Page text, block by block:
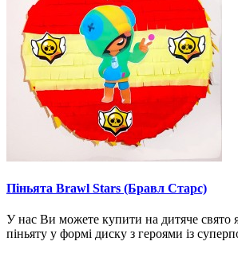
Піньята Brawl Stars (Бравл Старс)
У нас Ви можете купити на дитяче свято
піньяту у формі диску з героями із